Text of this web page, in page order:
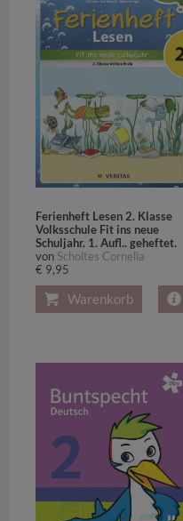
Ferienheft Lesen 2. Klasse
Volksschule Fit ins neue
Schuljahr. 1. Aufl.. geheftet.
von Scholtes Cornelia
€ 9,95
Warenkorb